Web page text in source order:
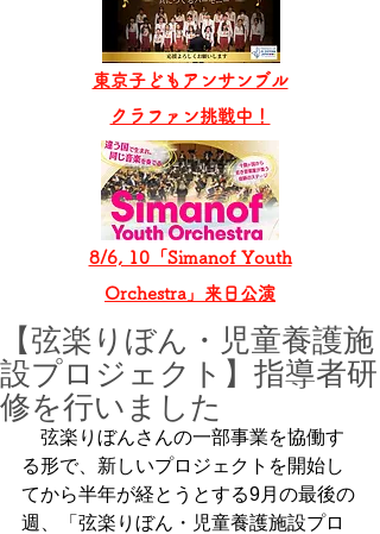
8/6, 10「Simanof Youth
Orchestra」来日公演
東京子どもアンサンブル
​クラファン挑戦中！
【弦楽りぼん・児童養護施
設プロジェクト】指導者研
修を行いました
弦楽りぼんさんの一部事業を協働す
る形で、新しいプロジェクトを開始し
てから半年が経とうとする9月の最後の
週、「弦楽りぼん・児童養護施設プロ